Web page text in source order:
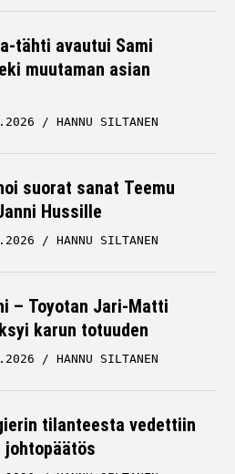
tähti avautui Sami
muutaman asian
HANNU SILTANEN
suorat sanat Teemu
Hussille
HANNU SILTANEN
– Toyotan Jari-Matti
karun totuuden
HANNU SILTANEN
tilanteesta vedettiin
johtopäätös